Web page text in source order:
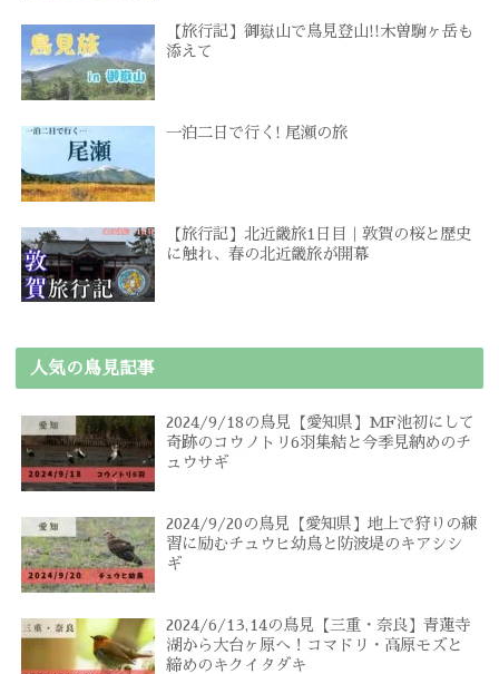
【旅行記】御嶽山で鳥見登山!!木曽駒ヶ岳も
添えて
一泊二日で行く! 尾瀬の旅
【旅行記】北近畿旅1日目｜敦賀の桜と歴史
に触れ、春の北近畿旅が開幕
人気の鳥見記事
2024/9/18の鳥見【愛知県】MF池初にして
奇跡のコウノトリ6羽集結と今季見納めのチ
ュウサギ
2024/9/20の鳥見【愛知県】地上で狩りの練
習に励むチュウヒ幼鳥と防波堤のキアシシ
ギ
2024/6/13,14の鳥見【三重・奈良】青蓮寺
湖から大台ヶ原へ！コマドリ・高原モズと
締めのキクイタダキ